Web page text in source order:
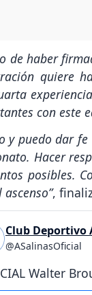
de haber
quiere
con este
y puedo dar
Hacer
posibles.
,
Club Deportivo
@ASalinasOficial
Walter